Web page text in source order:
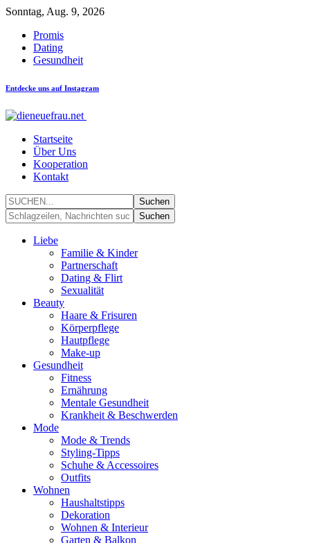
Sonntag, Aug. 9, 2026
Promis
Dating
Gesundheit
Entdecke uns auf Instagram
Startseite
Über Uns
Kooperation
Kontakt
Liebe
Familie & Kinder
Partnerschaft
Dating & Flirt
Sexualität
Beauty
Haare & Frisuren
Körperpflege
Hautpflege
Make-up
Gesundheit
Fitness
Ernährung
Mentale Gesundheit
Krankheit & Beschwerden
Mode
Mode & Trends
Styling-Tipps
Schuhe & Accessoires
Outfits
Wohnen
Haushaltstipps
Dekoration
Wohnen & Interieur
Garten & Balkon